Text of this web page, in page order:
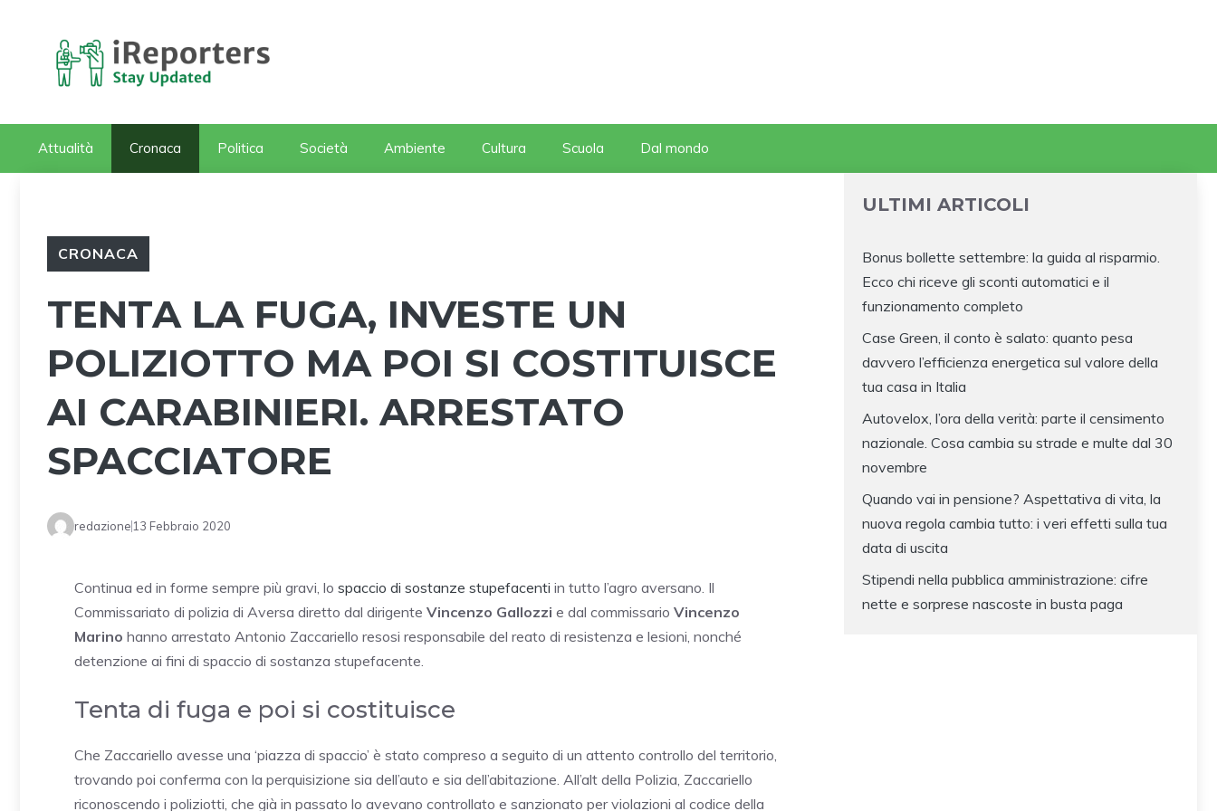
contenuto
Attualità Cronaca Politica Società Ambiente Cultura Scuola Dal mondo
CRONACA
TENTA LA FUGA, INVESTE UN
POLIZIOTTO MA POI SI COSTITUISCE
AI CARABINIERI. ARRESTATO
SPACCIATORE
redazione 13 Febbraio 2020
Continua ed in forme sempre più gravi, lo spaccio di sostanze stupefacenti in tutto l’agro aversano. Il
Commissariato di polizia di Aversa diretto dal dirigente Vincenzo Gallozzi e dal commissario Vincenzo
Marino hanno arrestato Antonio Zaccariello resosi responsabile del reato di resistenza e lesioni, nonché
detenzione ai fini di spaccio di sostanza stupefacente.
Tenta di fuga e poi si costituisce
Che Zaccariello avesse una ‘piazza di spaccio’ è stato compreso a seguito di un attento controllo del territorio,
trovando poi conferma con la perquisizione sia dell’auto e sia dell’abitazione. All’alt della Polizia, Zaccariello
riconoscendo i poliziotti, che già in passato lo avevano controllato e sanzionato per violazioni al codice della
ULTIMI ARTICOLI
Bonus bollette settembre: la guida al risparmio.
Ecco chi riceve gli sconti automatici e il
funzionamento completo
Case Green, il conto è salato: quanto pesa
davvero l’efficienza energetica sul valore della
tua casa in Italia
Autovelox, l’ora della verità: parte il censimento
nazionale. Cosa cambia su strade e multe dal 30
novembre
Quando vai in pensione? Aspettativa di vita, la
nuova regola cambia tutto: i veri effetti sulla tua
data di uscita
Stipendi nella pubblica amministrazione: cifre
nette e sorprese nascoste in busta paga